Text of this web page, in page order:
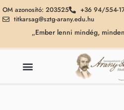
OM azonosító: 203525 +36 94/554-
titkarsag@sztg-arany.edu.hu
„Ember lenni mindég,